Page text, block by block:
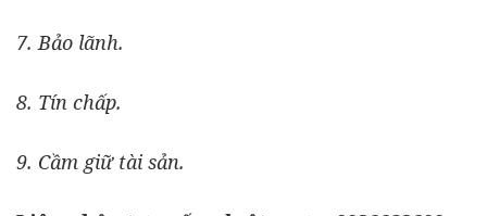
7. Bảo lãnh.
8. Tín chấp.
9. Cầm giữ tài sản.